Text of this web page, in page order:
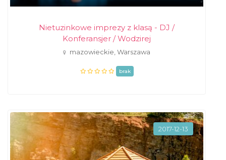
Nietuzinkowe imprezy z klasą - DJ /
Konferansjer / Wodzirej
mazowieckie, Warszawa
brak
2017-12-13